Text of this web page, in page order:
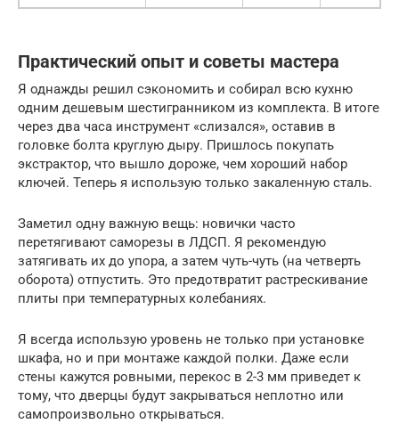
Практический опыт и советы мастера
Я однажды решил сэкономить и собирал всю кухню
одним дешевым шестигранником из комплекта. В итоге
через два часа инструмент «слизался», оставив в
головке болта круглую дыру. Пришлось покупать
экстрактор, что вышло дороже, чем хороший набор
ключей. Теперь я использую только закаленную сталь.
Заметил одну важную вещь: новички часто
перетягивают саморезы в ЛДСП. Я рекомендую
затягивать их до упора, а затем чуть-чуть (на четверть
оборота) отпустить. Это предотвратит растрескивание
плиты при температурных колебаниях.
Я всегда использую уровень не только при установке
шкафа, но и при монтаже каждой полки. Даже если
стены кажутся ровными, перекос в 2-3 мм приведет к
тому, что дверцы будут закрываться неплотно или
самопроизвольно открываться.